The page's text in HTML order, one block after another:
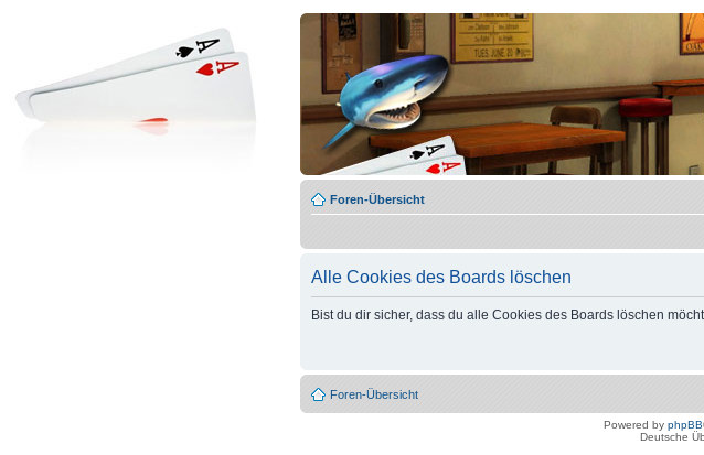
Foren-Übersicht
Alle Cookies des Boards löschen
Bist du dir sicher, dass du alle Cookies des Boards löschen
Foren-Übersicht
Powered by phpBB
Deutsche